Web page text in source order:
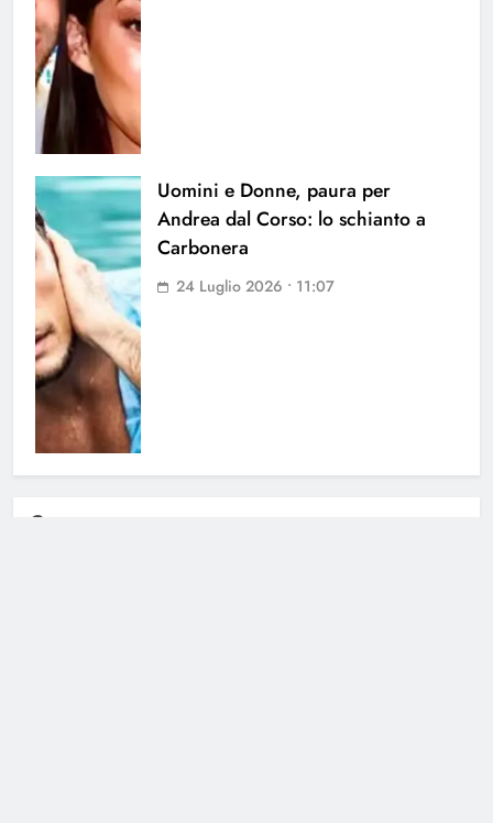
Uomini e Donne, paura per
Andrea dal Corso: lo schianto a
Carbonera
24 Luglio 2026 • 11:07
Cerca